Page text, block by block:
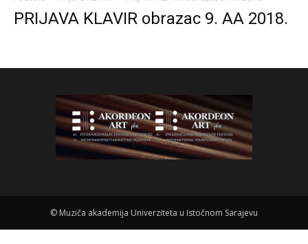
plus
PRIJAVA KLAVIR obrazac 9. AA 2018.
© Muziča akademija Univerziteta u Istočnom Sarajevu